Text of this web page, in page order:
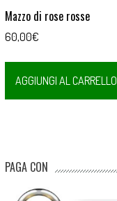
Mazzo di rose rosse
60,00€
AGGIUNGI AL CARRELLO
PAGA CON